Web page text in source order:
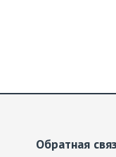
Обратная